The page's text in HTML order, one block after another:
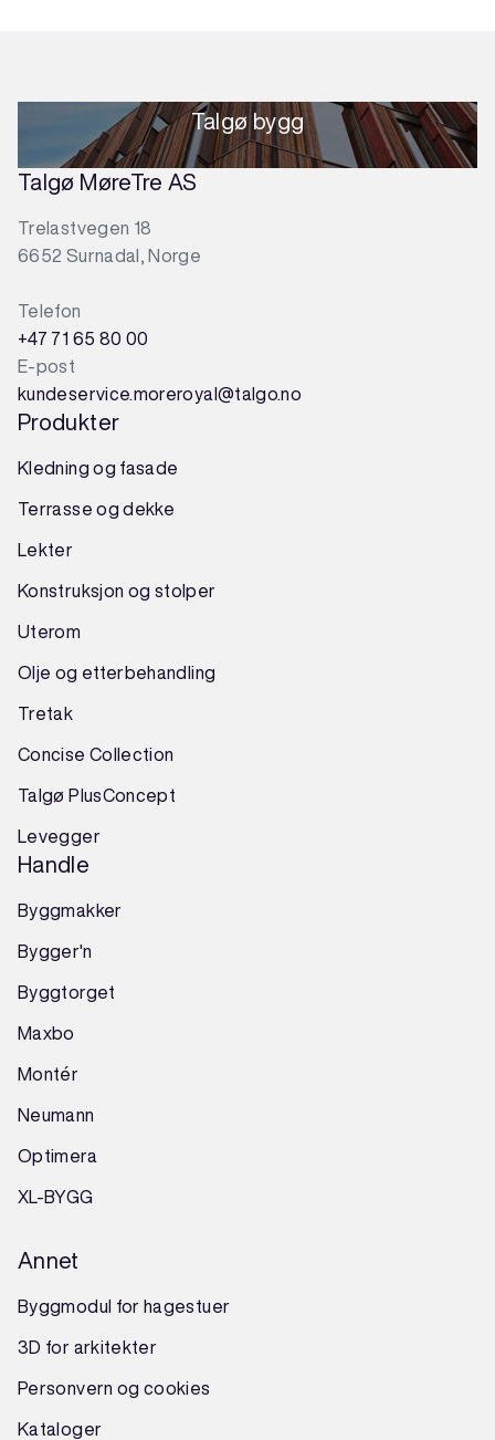
Talgø bygg
Talgø MøreTre AS
Trelastvegen 18
6652 Surnadal, Norge
Telefon
+47 71 65 80 00
E-post
kundeservice.moreroyal@talgo.no
Produkter
Kledning og fasade
Terrasse og dekke
Lekter
Konstruksjon og stolper
Uterom
Olje og etterbehandling
Tretak
Concise Collection
Talgø PlusConcept
Levegger
Handle
Byggmakker
Bygger'n
Byggtorget
Maxbo
Montér
Neumann
Optimera
XL-BYGG
Annet
Byggmodul for hagestuer
3D for arkitekter
Personvern og cookies
Kataloger